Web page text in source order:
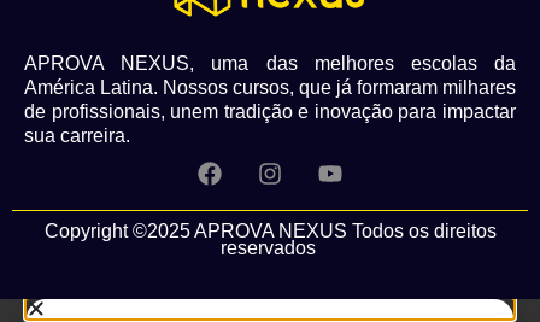
APROVA NEXUS, uma das melhores escolas da
América Latina. Nossos cursos, que já formaram milhares
de profissionais, unem tradição e inovação para impactar
sua carreira.
Copyright ©2025 APROVA NEXUS Todos os direitos
reservados